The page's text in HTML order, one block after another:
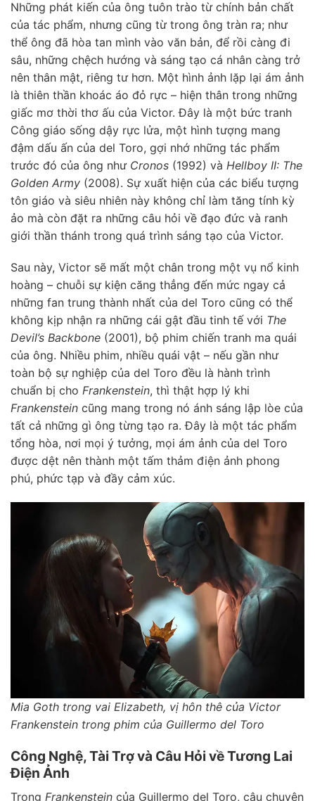
Những phát kiến của ông tuôn trào từ chính bản chất
của tác phẩm, nhưng cũng từ trong ông tràn ra; như
thể ông đã hòa tan mình vào văn bản, để rồi càng đi
sâu, những chệch hướng và sáng tạo cá nhân càng trở
nên thân mật, riêng tư hơn. Một hình ảnh lặp lại ám ảnh
là thiên thần khoác áo đỏ rực – hiện thân trong những
giấc mơ thời thơ ấu của Victor. Đây là một bức tranh
Công giáo sống dậy rực lửa, một hình tượng mang
đậm dấu ấn của del Toro, gợi nhớ những tác phẩm
trước đó của ông như Cronos (1992) và Hellboy II: The
Golden Army (2008). Sự xuất hiện của các biểu tượng
tôn giáo và siêu nhiên này không chỉ làm tăng tính kỳ
ảo mà còn đặt ra những câu hỏi về đạo đức và ranh
giới thần thánh trong quá trình sáng tạo của Victor.
Sau này, Victor sẽ mất một chân trong một vụ nổ kinh
hoàng – chuỗi sự kiện căng thẳng đến mức ngay cả
những fan trung thành nhất của del Toro cũng có thể
không kịp nhận ra những cái gật đầu tinh tế với The
Devil’s Backbone (2001), bộ phim chiến tranh ma quái
của ông. Nhiều phim, nhiều quái vật – nếu gần như
toàn bộ sự nghiệp của del Toro đều là hành trình
chuẩn bị cho Frankenstein, thì thật hợp lý khi
Frankenstein cũng mang trong nó ánh sáng lập lòe của
tất cả những gì ông từng tạo ra. Đây là một tác phẩm
tổng hòa, nơi mọi ý tưởng, mọi ám ảnh của del Toro
được dệt nên thành một tấm thảm điện ảnh phong
phú, phức tạp và đầy cảm xúc.
Mia Goth trong vai Elizabeth, vị hôn thê của Victor
Frankenstein trong phim của Guillermo del Toro
Công Nghệ, Tài Trợ và Câu Hỏi về Tương Lai
Điện Ảnh
Trong Frankenstein của Guillermo del Toro, câu chuyện